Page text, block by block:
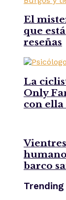
El
que
reseñas
La
Only
con ella
barco
Trending